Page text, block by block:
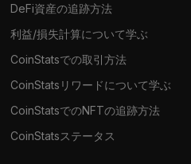
DeFi資産の追跡方法
利益/損失計算について学ぶ
CoinStatsでの取引方法
CoinStatsリワードについて学ぶ
CoinStatsでのNFTの追跡方法
CoinStatsステータス